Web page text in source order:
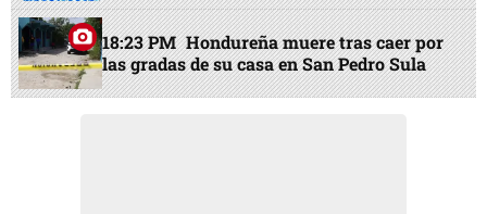
18:23 PM Hondureña muere tras caer por
las gradas de su casa en San Pedro Sula